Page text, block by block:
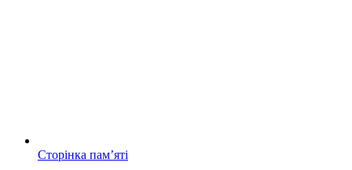
Сторінка памʼяті